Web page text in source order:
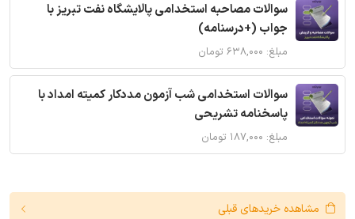
سوالات مصاحبه استخدامی پالایشگاه نفت تبریز با
جواب (+درسنامه)
مبلغ: ۶۳۸,۰۰۰ تومان
سوالات استخدامی شب آزمون مددکار کمیته امداد با
پاسخنامه تشریحی
مبلغ: ۱۸۷,۰۰۰ تومان
مشاهده خریدهای قبلی